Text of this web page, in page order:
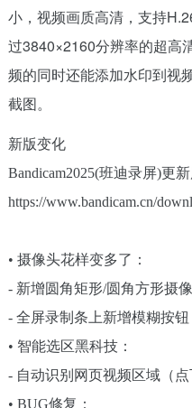
小，视频画质高清，支持
过3840×2160分辨率的超高
频的同时还能添加水印到视
截图。
新版变化
Bandicam2025(班迪录屏)更
https://www.bandicam.cn/
• 摄像头花样变多了：
- 新增圆角矩形/圆角方形摄
- 全屏录制条上新增模糊按
• 智能选区黑科技：
- 自动识别网页视频区域（点
• BUG修复：